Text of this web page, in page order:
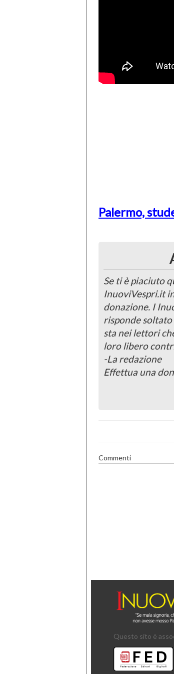
Palermo,
Se ti è piaciuto
InuoviVespri.it
donazione. I
risponde
sta nei lettori
loro libero
-La redazione
Effettua una
Commenti
Questo sito è